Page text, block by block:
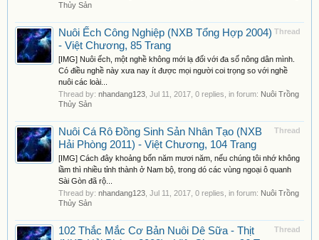
Thủy Sản
Thread
Nuôi Ếch Công Nghiệp (NXB Tổng Hợp 2004)
- Việt Chương, 85 Trang
[IMG] Nuôi ếch, một nghề không mới lạ đối với đa số nông dân mình.
Có điều nghề này xưa nay ít được mọi người coi trọng so với nghề
nuôi các loài...
Thread by: nhandang123 Jul 11, 2017 , 0 replies, in forum: Nuôi Trồng
Thủy Sản
Thread
Nuôi Cá Rô Đồng Sinh Sản Nhân Tạo (NXB
Hải Phòng 2011) - Việt Chương, 104 Trang
[IMG] Cách đây khoảng bốn năm mươi năm, nếu chúng tôi nhớ không
lầm thì nhiều tỉnh thành ở Nam bộ, trong dó các vùng ngoại ô quanh
Sài Gòn đã rộ...
Thread by: nhandang123 Jul 11, 2017 , 0 replies, in forum: Nuôi Trồng
Thủy Sản
Thread
102 Thắc Mắc Cơ Bản Nuôi Dê Sữa - Thịt